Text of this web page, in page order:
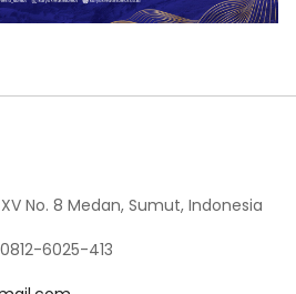
No. 8 Medan, Sumut, Indonesia
6025-413